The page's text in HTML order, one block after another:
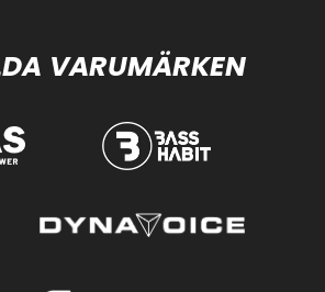
VARUMÄRKEN